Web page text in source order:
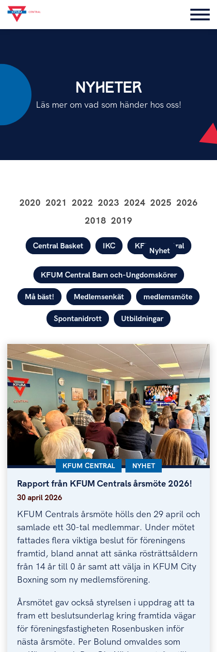
NYHETER
Läs mer om vad som händer hos oss!
2026
2025
2024
2023
2022
2021
2020
2019
2018
KategorierCentral Basket IKC KFUM Central
Nyhet
KFUM Central Barn och-Ungdomskörer
Må bäst! Medlemsenkät medlemsmöte
Spontanidrott Utbildningar
Rapport från KFUM Centrals årsmöte 2026!
Rapport från KFUM Centrals årsmöte 2026!
KATEGORI:
KFUM CENTRAL KATEGORI:
NYHET
30 april 2026
KFUM Centrals årsmöte hölls den 29 april och
samlade ett 30-tal medlemmar. Under mötet
fattades flera viktiga beslut för föreningens
framtid, bland annat att sänka rösträttsåldern
från 14 år till 0 år samt att välja in KFUM City
Boxning som ny medlemsförening.
Årsmötet gav också styrelsen i uppdrag att ta
fram ett beslutsunderlag kring framtida vägar
för föreningsfastigheten Rosenbusken inför
nästa årsmöte. Per Bolund omvaldes som